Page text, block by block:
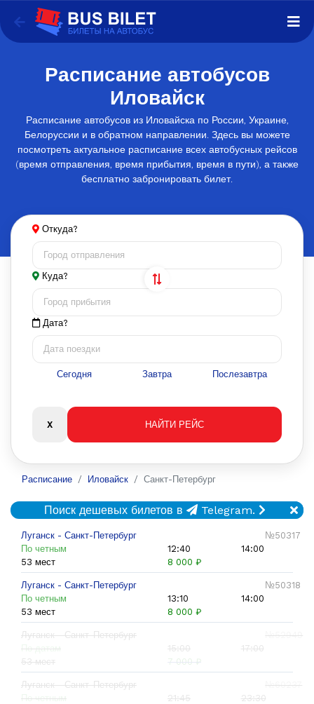
Расписание автобусов
Иловайск
Расписание автобусов из Иловайска по России, Украине,
Белоруссии и в обратном направлении. Здесь вы можете
посмотреть актуальное расписание всех автобусных рейсов
(время отправления, время прибытия, время в пути), а также
бесплатно забронировать билет.
Откуда?
Куда?
Дата?
Сегодня Завтра Послезавтра
Расписание Иловайск Санкт-Петербург
Поиск дешевых билетов в Telegram.
Луганск - Санкт-Петербург
№50317
По четным
12:40
14:00
53 мест
8 000 ₽
Луганск - Санкт-Петербург
№50318
По четным
13:10
14:00
53 мест
8 000 ₽
Луганск - Санкт-Петербург
№52949
По датам
15:00
17:00
53 мест
7 000 ₽
Луганск - Санкт-Петербург
№60237
По четным
21:45
23:30